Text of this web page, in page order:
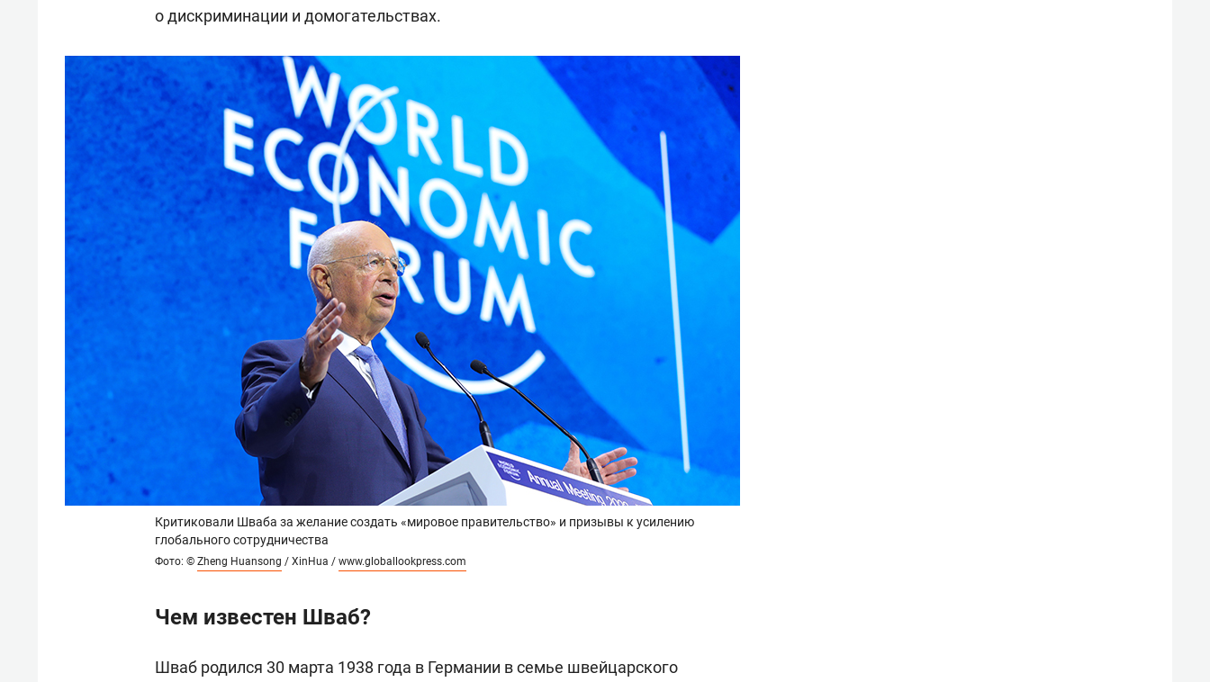
о дискриминации и домогательствах.
Критиковали Шваба за желание создать «мировое правительство» и призывы к усилению
глобального сотрудничества
Фото: © Zheng Huansong / XinHua / www.globallookpress.com
Чем известен Шваб?
Шваб родился 30 марта 1938 года в Германии в семье швейцарского